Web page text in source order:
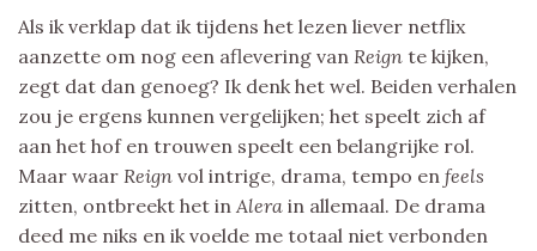
Als ik verklap dat ik tijdens het lezen liever netflix
aanzette om nog een aflevering van Reign te kijken,
zegt dat dan genoeg? Ik denk het wel. Beiden verhalen
zou je ergens kunnen vergelijken; het speelt zich af
aan het hof en trouwen speelt een belangrijke rol.
Maar waar Reign vol intrige, drama, tempo en feels
zitten, ontbreekt het in Alera in allemaal. De drama
deed me niks en ik voelde me totaal niet verbonden